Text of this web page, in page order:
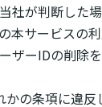
社が判断した
本サービスの
ザーIDの削除
かの条項に違反